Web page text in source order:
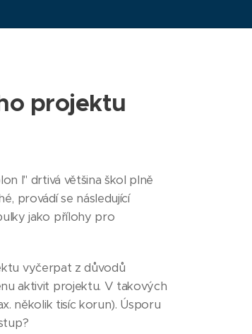
projektu
I" drtivá většina škol plně
provádí se následující
jako přílohy pro
vyčerpat z důvodů
aktivit projektu. V takových
několik tisíc korun). Úsporu